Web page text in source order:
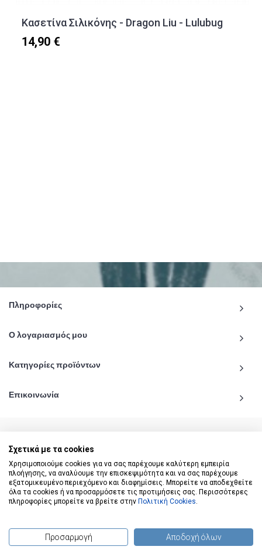
Κασετίνα Σιλικόνης - Dragon Liu - Lulubug
14,90 €
Πληροφορίες
Ο λογαριασμός μου
Κατηγορίες προϊόντων
Επικοινωνία
© 2020 - 2026 katiginetai.gr All Rights Reserved.
Σχετικά με τα cookies
Χρησιμοποιούμε cookies για να σας παρέχουμε καλύτερη εμπειρία
πλοήγησης, να αναλύουμε την επισκεψιμότητα και να σας παρέχουμε
εξατομικευμένο περιεχόμενο και διαφημίσεις. Μπορείτε να αποδεχθείτε
όλα τα cookies ή να προσαρμόσετε τις προτιμήσεις σας. Περισσότερες
πληροφορίες μπορείτε να βρείτε στην Πολιτική Cookies.
Προσαρμογή Αποδοχή όλων
(0) προϊόντα